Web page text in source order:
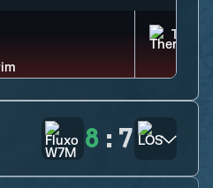
8 : 7